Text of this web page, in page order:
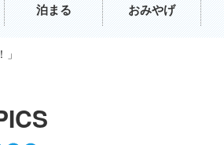
泊まる おみやげ